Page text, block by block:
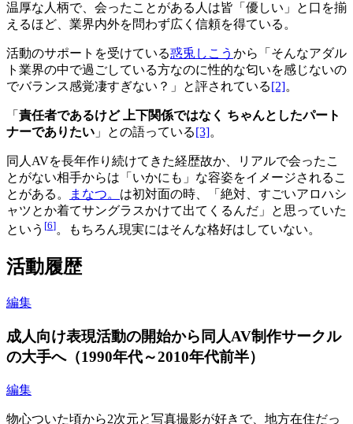
温厚な人柄で、会ったことがある人は皆「優しい」と口を揃
えるほど、業界内外を問わず広く信頼を得ている。
活動のサポートを受けている惑兎しこう から「そんなアダル
ト業界の中で過ごしている方なのに性的な匂いを感じないの
でバランス感覚凄すぎない？」と評されている[2]。
「 責任者であるけど 上下関係ではなく ちゃんとしたパート
ナーでありたい 」との語っている[3]。
同人AVを長年作り続けてきた経歴故か、リアルで会ったこ
とがない相手からは「いかにも」な容姿をイメージされるこ
とがある。
まなつ。 は初対面の時、「絶対、すごいアロハシ
ャツとか着てサングラスかけて出てくるんだ」と思っていた
という [6]。もちろん現実にはそんな格好はしていない。
活動履歴
編集
成人向け表現活動の開始から同人AV制作サークル
の大手へ（1990年代～2010年代前半）
編集
物心ついた頃から2次元と写真撮影が好きで、地方在住だっ